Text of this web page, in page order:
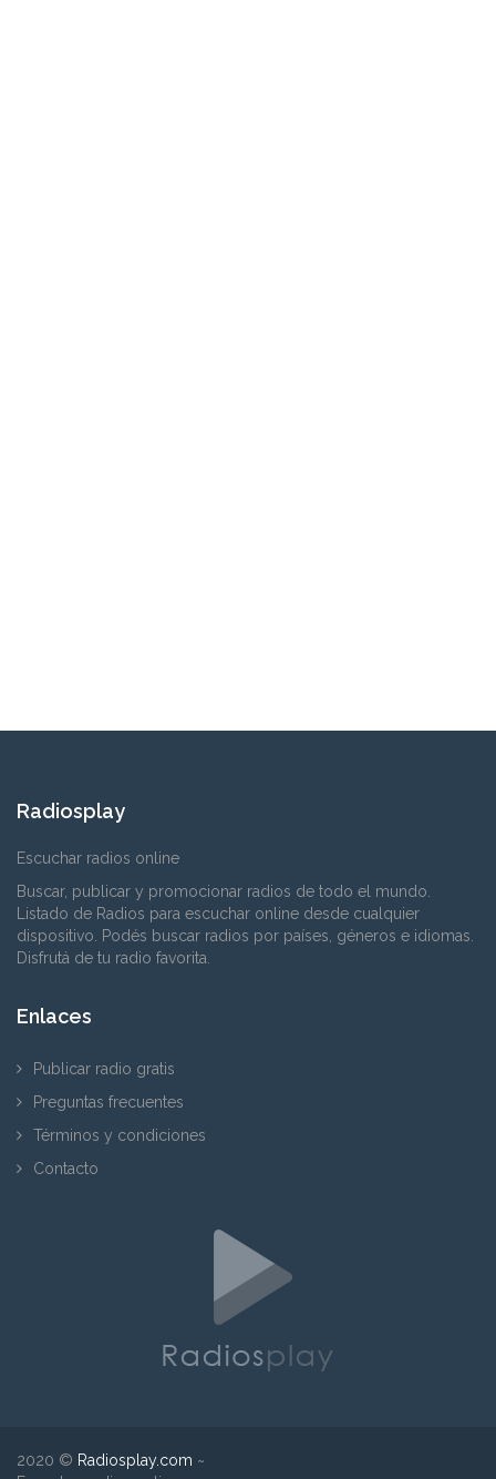
Radiosplay
Escuchar radios online
Buscar, publicar y promocionar radios de todo el mundo.
Listado de Radios para escuchar online desde cualquier
dispositivo. Podés buscar radios por países, géneros e idiomas.
Disfrutá de tu radio favorita.
Enlaces
Publicar radio gratis
Preguntas frecuentes
Términos y condiciones
Contacto
2020 © Radiosplay.com ~